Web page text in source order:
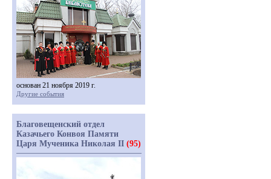
основан 21 ноября 2019 г.
Другие события
Благовещенский отдел
Казачьего Конвоя Памяти
Царя Мученика Николая II (95)